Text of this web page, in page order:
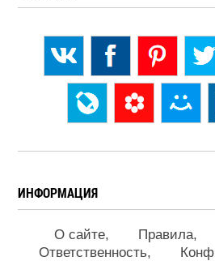
ИНФОРМАЦИЯ
О сайте Правила
Ответственность